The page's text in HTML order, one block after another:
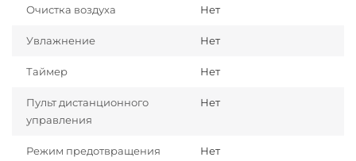
Очистка воздуха Нет
Увлажнение Нет
Таймер Нет
Пульт дистанционного
управления
Нет
Режим предотвращения
Нет